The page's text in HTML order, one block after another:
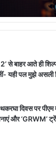
से बाहर आते ही
यही पल मुझे असली
दिवस पर
और ‘GRWM’